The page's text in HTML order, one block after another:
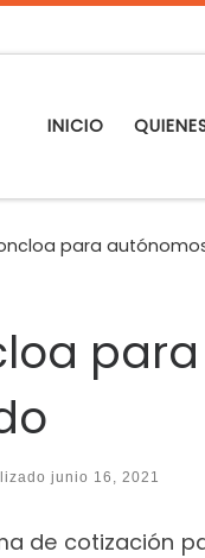
INICIO
para
junio 16, 2021
de cotización